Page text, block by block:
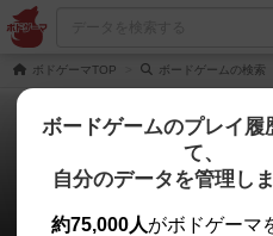
ボドゲーマTOP ボードゲームの検索
カワサキネオ
0件の
ボードゲームのプレイ履
て、
自分のデータを管理し
約75,000人がボドゲーマ